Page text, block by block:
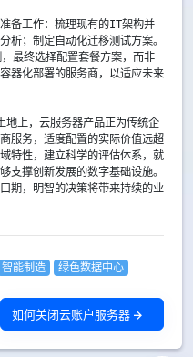
备工作：梳理现有的IT架构并
析；制定自动化迁移测试方案。
最终选择配置套餐方案，而非
器化部署的服务商，以适应未来
上，云服务器产品正为传统企
服务，适度配置的实际价值远超
特性，建立科学的评估体系，就
支撑创新发展的数字基础设施。
期，明智的决策将带来持续的业
智能制造 绿色数据中心
如何关闭云账户服务器